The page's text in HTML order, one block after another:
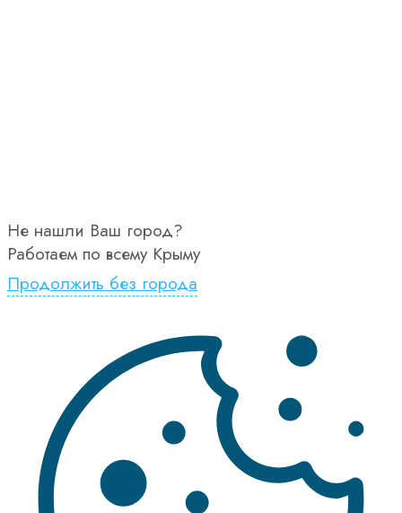
Не нашли Ваш город?
Работаем по всему Крыму
Продолжить без города